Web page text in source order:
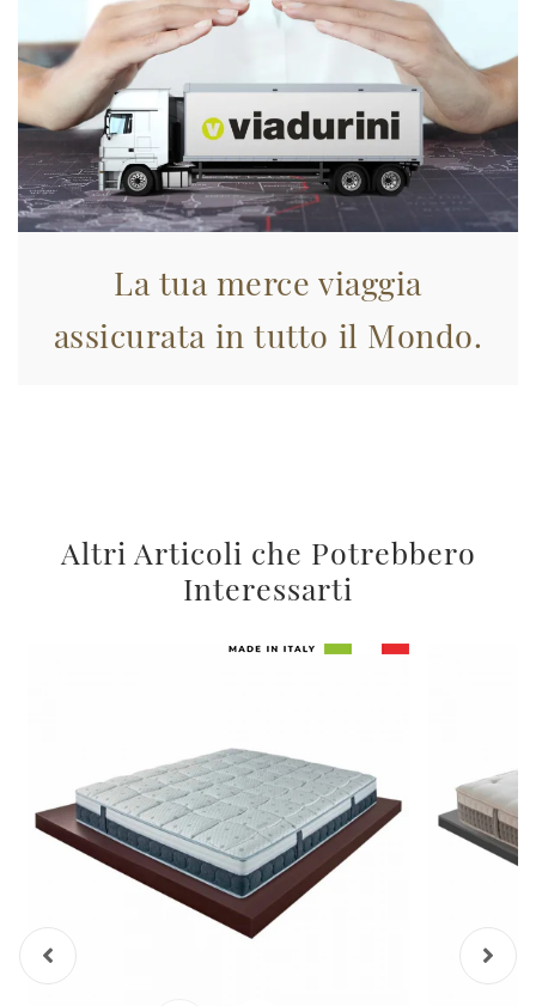
La tua merce viaggia
assicurata in tutto il Mondo.
Altri Articoli che Potrebbero
Interessarti